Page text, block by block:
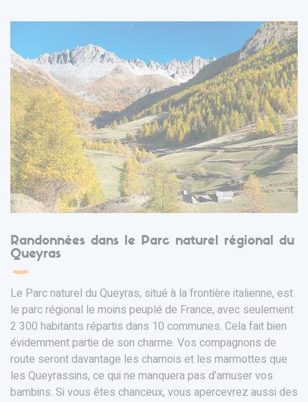
Randonnées dans le Parc naturel régional du
Queyras
Le Parc naturel du Queyras, situé à la frontière italienne, est
le parc régional le moins peuplé de France, avec seulement
2 300 habitants répartis dans 10 communes. Cela fait bien
évidemment partie de son charme. Vos compagnons de
route seront davantage les chamois et les marmottes que
les Queyrassins, ce qui ne manquera pas d’amuser vos
bambins. Si vous êtes chanceux, vous apercevrez aussi des